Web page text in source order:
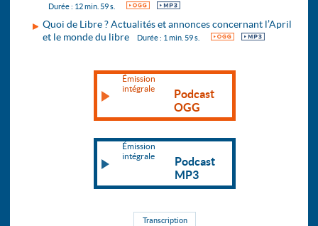
Durée : 12 min. 59 s. OGG MP3
Quoi de Libre ? Actualités et annonces concernant l’April
et le monde du libre
Durée : 1 min. 59 s. OGG MP3
Émission
intégrale
Podcast
OGG
Émission
intégrale
Podcast
MP3
Transcription